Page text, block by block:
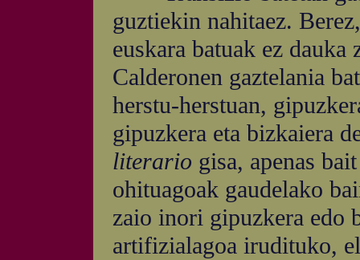
guztiekin nahitaez.
euskara batuak ez
Calderonen gaztelania
herstu-herstuan,
gipuzkera eta bizkaiera
literario gisa, apenas
ohituagoak gaudelako
zaio inori gipuzkera edo
artifizialagoa irudituko,